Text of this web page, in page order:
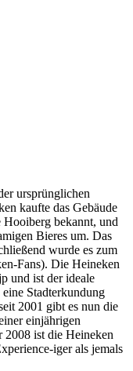
ursprünglichen
kaufte das Gebäude
Hooiberg bekannt, und
Bieres um. Das
wurde es zum
Fans). Die Heineken
und ist der ideale
Stadterkundung
2001 gibt es nun die
einjährigen
2008 ist die Heineken
iger als jemals